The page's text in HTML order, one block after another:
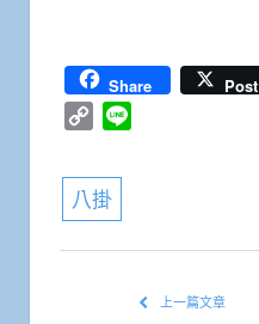
Share Post
Copy
八掛
上一篇文章